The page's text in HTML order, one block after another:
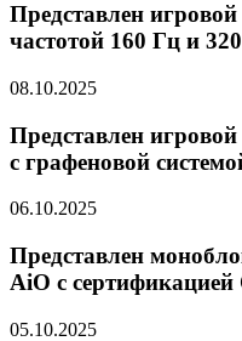
Представлен
частотой 160 Гц и
08.10.2025
Представлен
с графеновой
06.10.2025
Представлен
AiO с
05.10.2025